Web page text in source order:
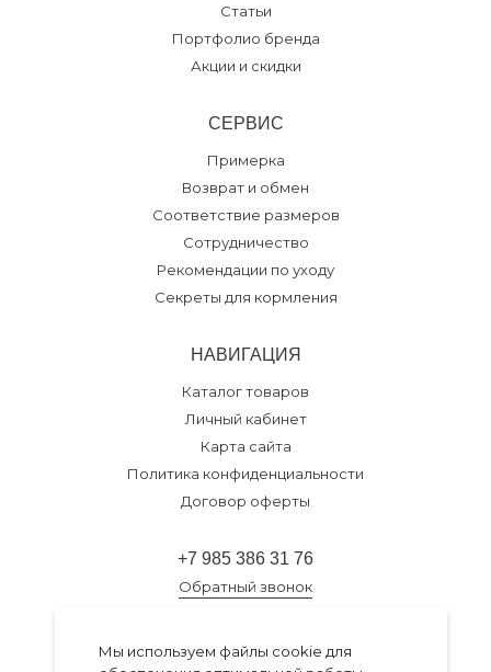
Статьи
Портфолио бренда
Акции и скидки
СЕРВИС
Примерка
Возврат и обмен
Соответствие размеров
Сотрудничество
Рекомендации по уходу
Секреты для кормления
НАВИГАЦИЯ
Каталог товаров
Личный кабинет
Карта сайта
Политика конфиденциальности
Договор оферты
+7 985 386 31 76
Обратный звонок
Работает на Insales
Мы используем файлы cookie для